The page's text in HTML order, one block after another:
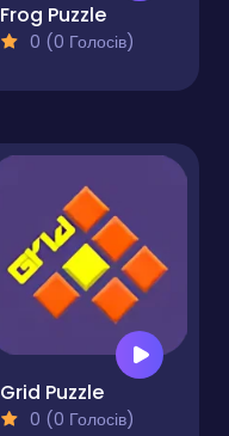
Frog Puzzle
0 (0 Голосів)
Grid Puzzle
0 (0 Голосів)